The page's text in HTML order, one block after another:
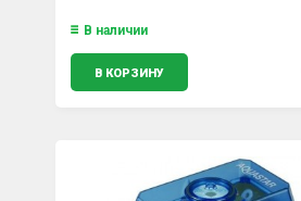
В наличии
В КОРЗИНУ